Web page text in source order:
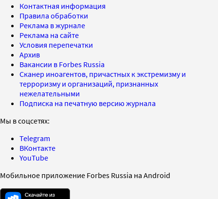
Контактная информация
Правила обработки
Реклама в журнале
Реклама на сайте
Условия перепечатки
Архив
Вакансии в Forbes Russia
Сканер иноагентов, причастных к экстремизму и
терроризму и организаций, признанных
нежелательными
Подписка на печатную версию журнала
Мы в соцсетях:
Telegram
ВКонтакте
YouTube
Мобильное приложение Forbes Russia на Android